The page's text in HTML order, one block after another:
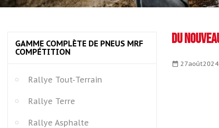
GAMME COMPLÈTE DE PNEUS MRF
COMPÉTITION
Rallye Tout-Terrain
Rallye Terre
Rallye Asphalte
Du
date_range 27août2024